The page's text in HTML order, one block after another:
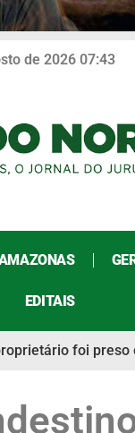
de 2026 07:43
EDITAIS
foi preso